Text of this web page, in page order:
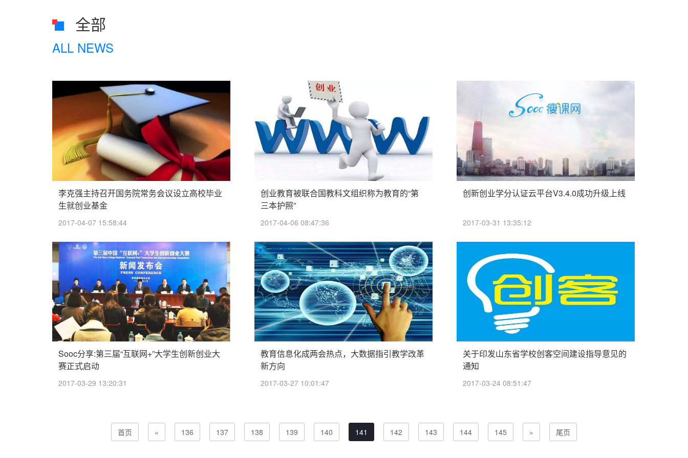
全部
ALL NEWS
李克强主持召开国务院常务会议设立高校毕业
生就创业基金
2017-04-07 15:58:44
创业教育被联合国教科文组织称为教育的“第
三本护照”
2017-04-06 08:47:36
创新创业学分认证云平台V3.4.0成功升级上线
2017-03-31 13:35:12
Sooc分享:第三届“互联网+”大学生创新创业大
赛正式启动
2017-03-29 13:20:31
教育信息化成两会热点，大数据指引教学改革
新方向
2017-03-27 10:01:47
关于印发山东省学校创客空间建设指导意见的
通知
2017-03-24 08:51:47
首页 « 136 137 138 139 140 141 142 143 144 145 » 尾页